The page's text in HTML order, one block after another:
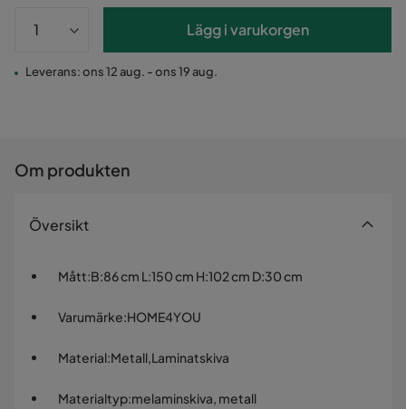
Lägg i varukorgen
Leverans: ons 12 aug. - ons 19 aug.
Om produkten
Översikt
Mått:B:86 cm L:150 cm H:102 cm D:30 cm
Varumärke:HOME4YOU
Material:Metall,Laminatskiva
Materialtyp:melaminskiva, metall